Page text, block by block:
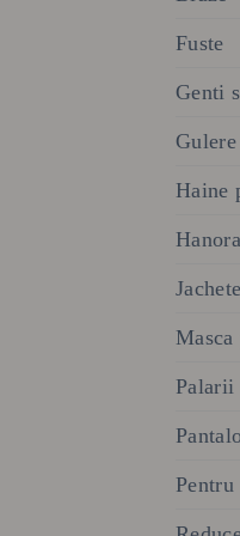
Fuste
Genti
Haine
Jachete
Palarii